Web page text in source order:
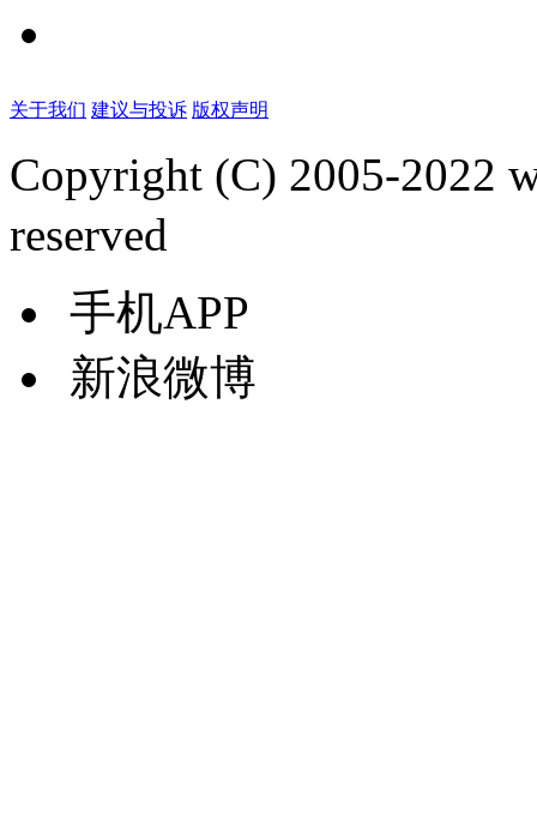
关于我们 建议与投诉 版权声明
Copyright (C) 2005-2022
reserved
手机APP
新浪微博